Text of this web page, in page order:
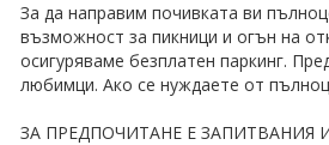
За да направим почивката ви
възможност за пикници и огън на
осигуряваме безплатен паркинг.
любимци. Ако се нуждаете от
ЗА ПРЕДПОЧИТАНЕ Е